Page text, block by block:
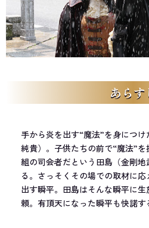
あらす
手から炎を出す“魔法”を身につ
純貴）。子供たちの前で“魔法”
組の司会者だという田島（金剛
る。さっそくその場での取材に
出す瞬平。田島はそんな瞬平に
頼。有頂天になった瞬平も快諾す